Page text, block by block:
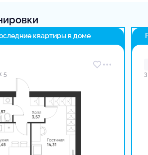
квартиры в доме
5